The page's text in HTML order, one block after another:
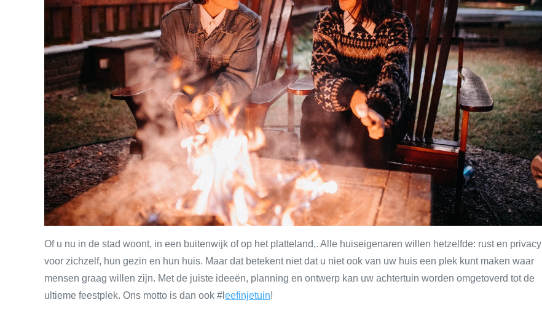
Of u nu in de stad woont, in een buitenwijk of op het platteland,. Alle huiseigenaren willen hetzelfde: rust en privacy
voor zichzelf, hun gezin en hun huis. Maar dat betekent niet dat u niet ook van uw huis een plek kunt maken waar
mensen graag willen zijn. Met de juiste ideeën, planning en ontwerp kan uw achtertuin worden omgetoverd tot de
ultieme feestplek. Ons motto is dan ook #l eefinjetuin!